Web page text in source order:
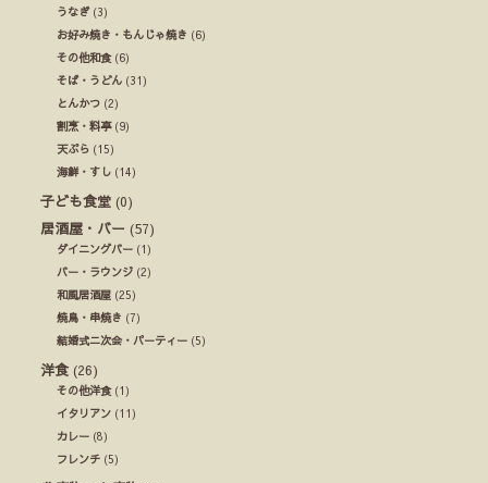
うなぎ(3)
お好み焼き・もんじゃ焼き (6)
その他和食(6)
そば・うどん (31)
とんかつ (2)
割烹・料亭(9)
天ぷら (15)
海鮮・すし (14)
子ども食堂 (0)
居酒屋・バー (57)
ダイニングバー (1)
バー・ラウンジ (2)
和風居酒屋 (25)
焼鳥・串焼き (7)
結婚式ニ次会・パーティー (5)
洋食 (26)
その他洋食(1)
イタリアン (11)
カレー (8)
フレンチ (5)